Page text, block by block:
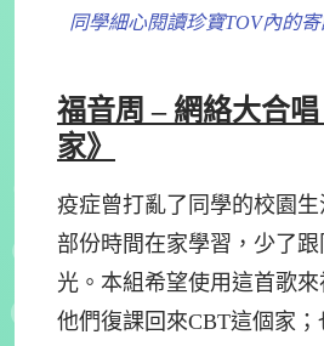
同學細心閱讀珍寶TOV內的
福音周 – 網絡大合
家》
疫症曾打亂了同學的校園
部份時間在家學習，少了
光。本組希望使用這首歌
他們復課回來CBT這個家